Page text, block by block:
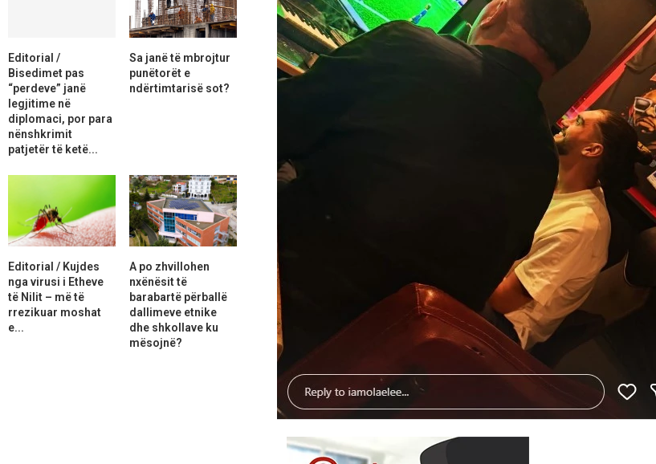
Editorial /
Bisedimet pas
“perdeve” janë
legjitime në
diplomaci, por para
nënshkrimit
patjetër të ketë...
Sa janë të mbrojtur
punëtorët e
ndërtimtarisë sot?
Editorial / Kujdes
nga virusi i Etheve
të Nilit – më të
rrezikuar moshat
e...
A po zhvillohen
nxënësit të
barabartë përballë
dallimeve etnike
dhe shkollave ku
mësojnë?